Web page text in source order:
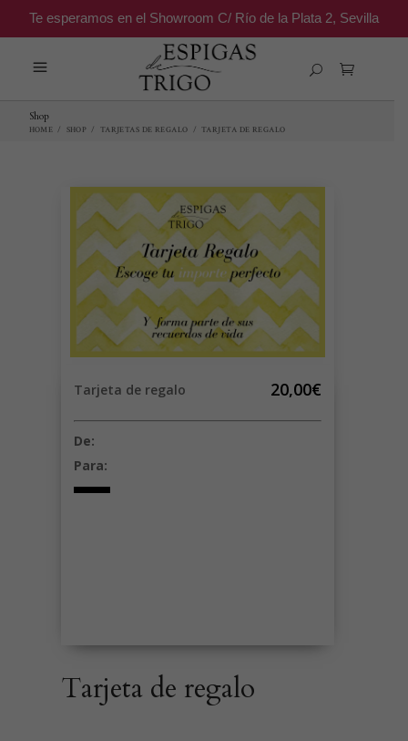
Te esperamos en el Showroom C/ Río de la Plata 2, Sevilla
Shop
HOME / SHOP / TARJETAS DE REGALO / TARJETA DE REGALO
Tarjeta de regalo 20,00€
De:
Para:
Tarjeta de regalo